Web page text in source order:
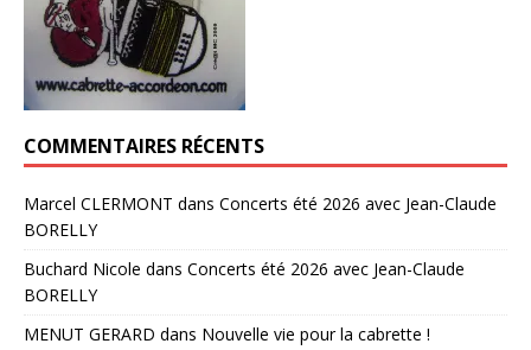
COMMENTAIRES RÉCENTS
Marcel CLERMONT dans Concerts été 2026 avec Jean-Claude
BORELLY
Buchard Nicole dans Concerts été 2026 avec Jean-Claude
BORELLY
MENUT GERARD dans Nouvelle vie pour la cabrette !